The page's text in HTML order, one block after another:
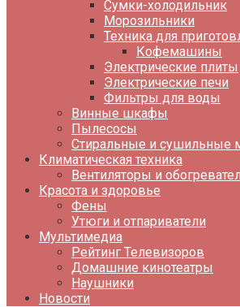
Сумки-холодильник
Морозильники
Техника для
Кофемашины
Электрические плиты
Электрические печи
Фильтры для воды
Винные шкафы
Пылесосы
Стиральные и сушильные
Климатическая техника
Вентиляторы и
Красота и здоровье
Фены
Утюги и отпариватели
Мультимедиа
Рейтинг Телевизоров
Домашние кинотеатры
Наушники
Новости